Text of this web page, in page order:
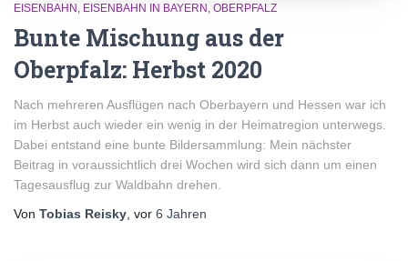
EISENBAHN EISENBAHN IN BAYERN OBERPFALZ
Bunte Mischung aus der
Oberpfalz: Herbst 2020
Nach mehreren Ausflügen nach Oberbayern und Hessen war ich
im Herbst auch wieder ein wenig in der Heimatregion unterwegs.
Dabei entstand eine bunte Bildersammlung: Mein nächster
Beitrag in voraussichtlich drei Wochen wird sich dann um einen
Tagesausflug zur Waldbahn drehen.
Von Tobias Reisky , vor 6 Jahren